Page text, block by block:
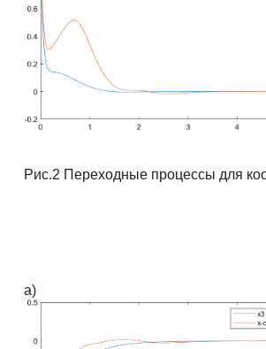
Рис.2 Переходные процессы для
а)